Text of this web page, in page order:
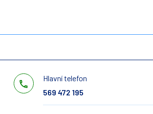
Hlavní telefon
569 472 195